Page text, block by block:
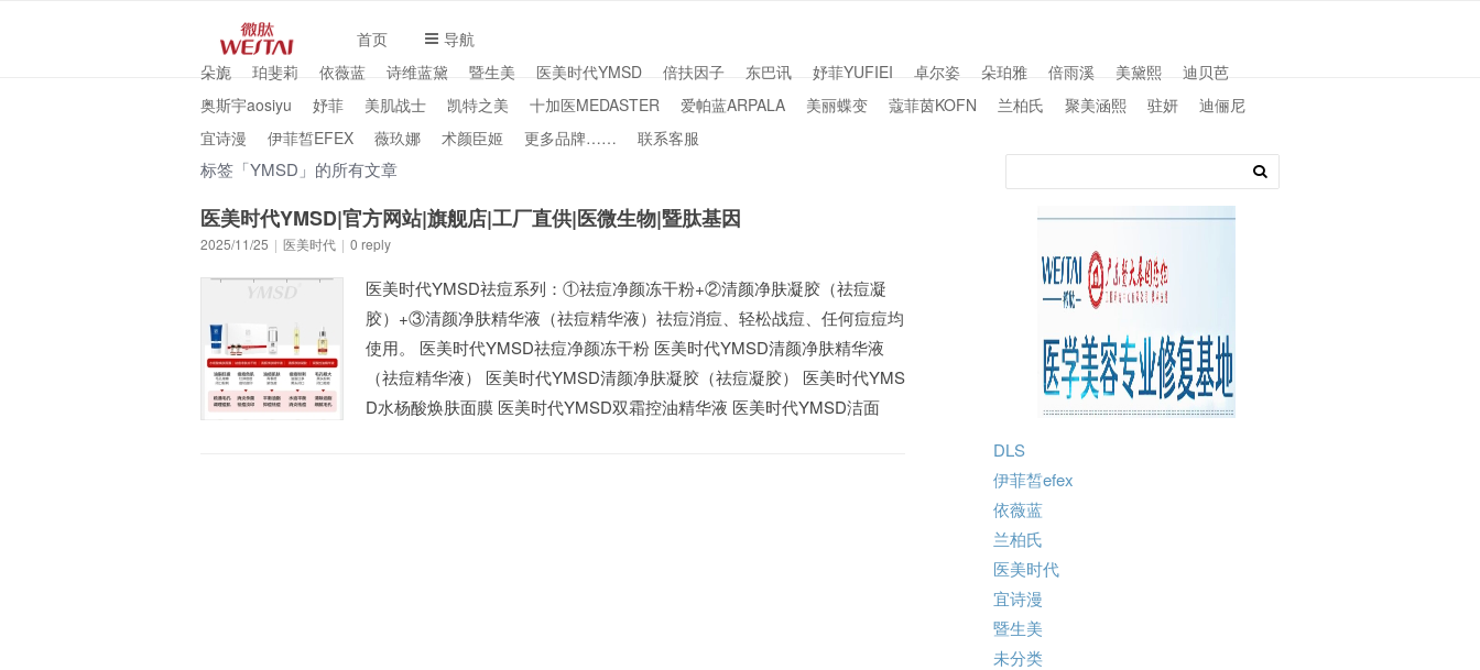
首页
导航
朵旎
珀斐莉 依薇蓝 诗维蓝黛 暨生美 医美时代YMSD 倍扶因子 东巴讯 妤菲YUFIEI 卓尔姿 朵珀雅 倍雨溪 美黛熙
迪贝芭
奥斯宇aosiyu
妤菲 美肌战士 凯特之美 十加医MEDASTER 爱帕蓝ARPALA 美丽蝶变 蔻菲茵KOFN 兰柏氏 聚美涵熙 驻妍
迪俪尼
宜诗漫
伊菲皙EFEX 薇玖娜 术颜臣姬 更多品牌…… 联系客服
标签「YMSD」的所有文章
医美时代YMSD|官方网站|旗舰店|工厂直供|医微生物|暨肽基因
2025/11/25 | 医美时代 | 0 reply
医美时代YMSD祛痘系列： ​①祛痘净颜冻干粉+②清颜净肤凝胶（祛痘凝
胶）+③清颜净肤精华液（祛痘精华液） ​祛痘消痘、轻松战痘、任何痘痘均
使用。 医美时代YMSD祛痘净颜冻干粉 医美时代YMSD清颜净肤精华液
（祛痘精华液） 医美时代YMSD清颜净肤凝胶（祛痘凝胶） 医美时代YMS
D水杨酸焕肤面膜 医美时代YMSD双霜控油精华液 医美时代YMSD洁面
DLS
伊菲皙efex
依薇蓝
兰柏氏
医美时代
宜诗漫
暨生美
未分类